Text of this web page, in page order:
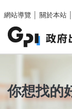
網站導覽
關於本站
你想找的